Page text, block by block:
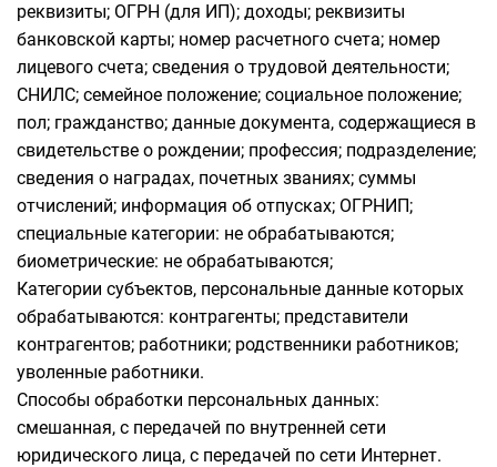
реквизиты; ОГРН (для ИП); доходы; реквизиты
банковской карты; номер расчетного счета; номер
лицевого счета; сведения о трудовой деятельности;
СНИЛС; семейное положение; социальное положение;
пол; гражданство; данные документа, содержащиеся в
свидетельстве о рождении; профессия; подразделение;
сведения о наградах, почетных званиях; суммы
отчислений; информация об отпусках; ОГРНИП;
специальные категории: не обрабатываются;
биометрические: не обрабатываются;
Категории субъектов, персональные данные которых
обрабатываются: контрагенты; представители
контрагентов; работники; родственники работников;
уволенные работники.
Способы обработки персональных данных:
смешанная, с передачей по внутренней сети
юридического лица, с передачей по сети Интернет.